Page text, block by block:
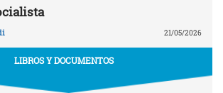
21/05/2026
LIBROS Y DOCUMENTOS